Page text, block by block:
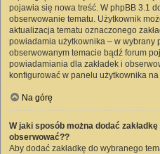
pojawia się nowa treść. W phpBB 3.1
obserwowanie tematu. Użytkownik
aktualizacja tematu oznaczonego
powiadamia użytkownika – w wybrany
obserwowanym temacie bądź forum
powiadamiania dla zakładek i
konfigurować w panelu użytkownika
Na górę
W jaki sposób można dodać
obserwować??
Aby dodać zakładkę do wybranego